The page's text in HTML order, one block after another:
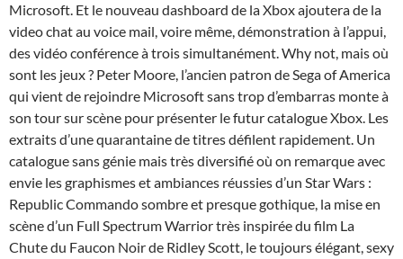
Microsoft. Et le nouveau dashboard de la Xbox ajoutera de la
video chat au voice mail, voire même, démonstration à l’appui,
des vidéo conférence à trois simultanément. Why not, mais où
sont les jeux ? Peter Moore, l’ancien patron de Sega of America
qui vient de rejoindre Microsoft sans trop d’embarras monte à
son tour sur scène pour présenter le futur catalogue Xbox. Les
extraits d’une quarantaine de titres défilent rapidement. Un
catalogue sans génie mais très diversifié où on remarque avec
envie les graphismes et ambiances réussies d’un Star Wars :
Republic Commando sombre et presque gothique, la mise en
scène d’un Full Spectrum Warrior très inspirée du film La
Chute du Faucon Noir de Ridley Scott, le toujours élégant, sexy